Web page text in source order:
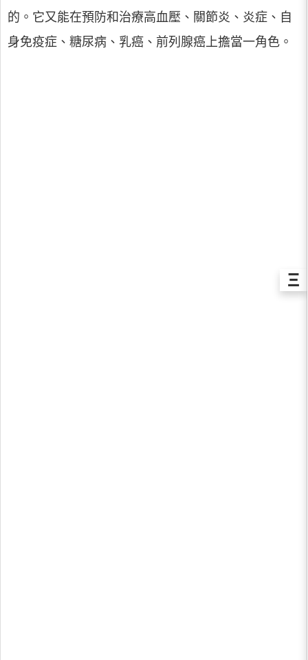
的。它又能在預防和治療高血壓、關節炎、炎症、自
身免疫症、糖尿病、乳癌、前列腺癌上擔當一角色。
Ξ